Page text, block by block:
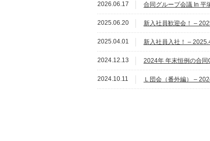
2026.06.17 合同グループ会議 In 平
2025.06.20 新入社員歓迎会！ –
2025.04.01 新入社員入社！ –
2024.12.13 2024年 年末恒例の合
2024.10.11 Ｌ団会（番外編） –